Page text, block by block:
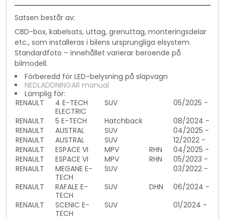
Satsen består av:
CBD-box, kabelsats, uttag, grenuttag, monteringsdelar
etc., som installeras i bilens ursprungliga elsystem.
Standardfoto – innehållet varierar beroende på
bilmodell.
Förberedd för LED-belysning på släpvagn
NEDLADDNINGAR manual
Lämplig för:
RENAULT
4 E-TECH
ELECTRIC
SUV
05/2025 -
RENAULT
5 E-TECH Hatchback
08/2024 -
RENAULT
AUSTRAL SUV
04/2025 -
RENAULT
AUSTRAL SUV
12/2022 -
RENAULT
ESPACE VI MPV RHN
04/2025 -
RENAULT
ESPACE VI MPV RHN
05/2023 -
RENAULT
MEGANE E-
TECH
SUV
03/2022 -
RENAULT
RAFALE E-
TECH
SUV DHN
06/2024 -
RENAULT
SCENIC E-
TECH
SUV 01/2024 -